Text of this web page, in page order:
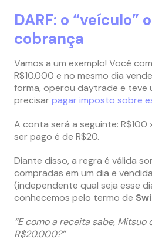
DARF: o “veículo”
cobrança
Vamos a um exemplo! Você
R$10.000 e no mesmo dia
forma, operou daytrade e teve
precisarpagar imposto sobre
A conta será a seguinte: R$100
ser pago é de R$20.
Diante disso, a regra é válida
compradas em um dia e
(independente qual seja esse
conhecemos pelo termo de
“E como a receita sabe,
R$20.000?”